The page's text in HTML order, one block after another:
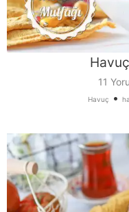
11
Havuç •